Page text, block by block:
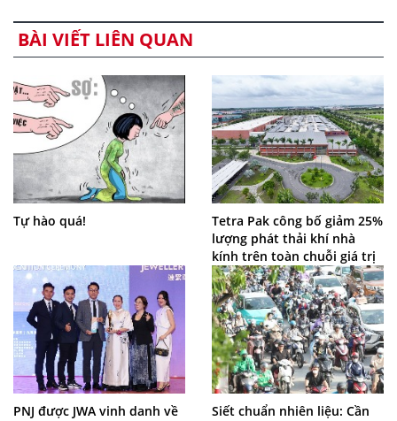
BÀI VIẾT LIÊN QUAN
Tự hào quá!
Tetra Pak công bố giảm 25%
lượng phát thải khí nhà
kính trên toàn chuỗi giá trị
PNJ được JWA vinh danh về
Siết chuẩn nhiên liệu: Cần